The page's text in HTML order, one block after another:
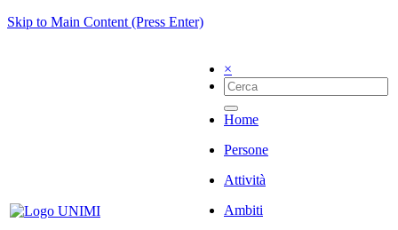
Skip to Main Content (Press Enter)
×
Home
Persone
Attività
Ambiti